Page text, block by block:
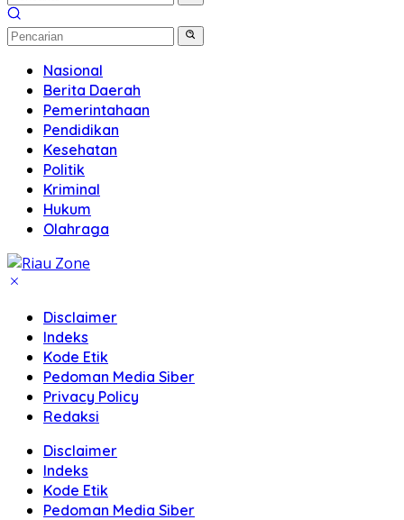
Nasional
Berita Daerah
Pemerintahaan
Pendidikan
Kesehatan
Politik
Kriminal
Hukum
Olahraga
Disclaimer
Indeks
Kode Etik
Pedoman Media Siber
Privacy Policy
Redaksi
Disclaimer
Indeks
Kode Etik
Pedoman Media Siber